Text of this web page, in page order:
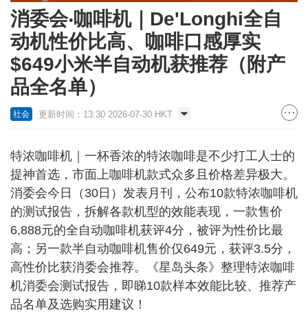
消委会‧咖啡机｜De'Longhi全自
动机性价比高、咖啡口感厚实
$649小米半自动机获推荐（附产
品全名单）
社会 更新时间：13:30 2026-07-30 HKT
特浓咖啡机｜一杯香浓的特浓咖啡是不少打工人士的
提神首选，市面上咖啡机款式众多且价格差异极大。
消委会今日（30日）发表月刊，公布10款特浓咖啡机
的测试报告，拆解各款机型的效能表现，一款售价
6,888元的全自动咖啡机获评4分，被评为性价比最
高；另一款半自动咖啡机售价仅649元，获评3.5分，
高性价比获消委会推荐。《星岛头条》整理特浓咖啡
机消委会测试报告，即睇10款样本效能比较、推荐产
品名单及选购实用建议！